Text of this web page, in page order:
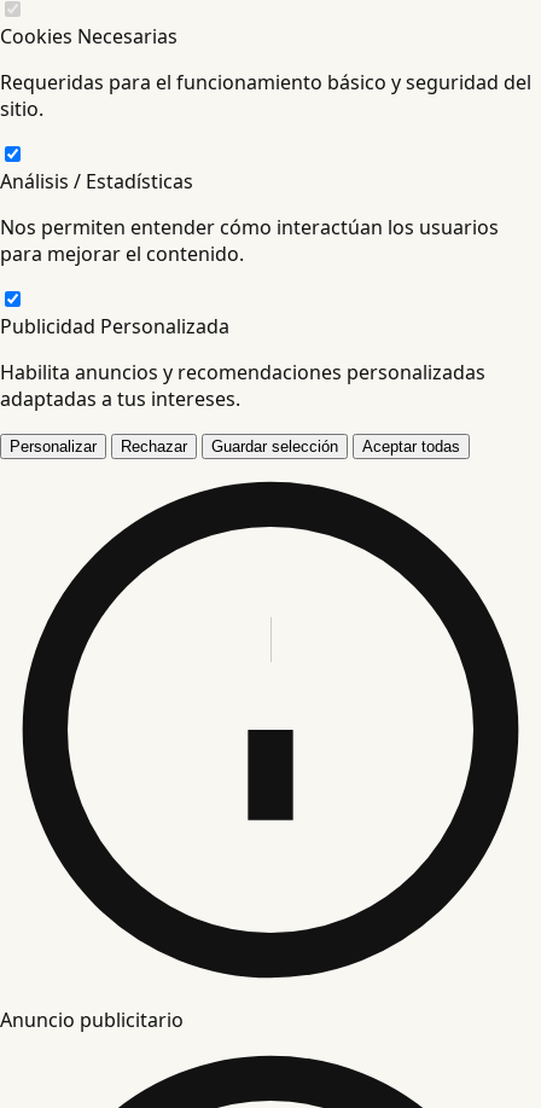
Cookies Necesarias
Requeridas para el funcionamiento básico y seguridad del
sitio.
Análisis / Estadísticas
Nos permiten entender cómo interactúan los usuarios
para mejorar el contenido.
Publicidad Personalizada
Habilita anuncios y recomendaciones personalizadas
adaptadas a tus intereses.
Personalizar Rechazar Guardar selección Aceptar todas
Anuncio publicitario